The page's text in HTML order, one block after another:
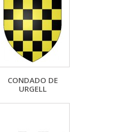
CONDADO DE
URGELL